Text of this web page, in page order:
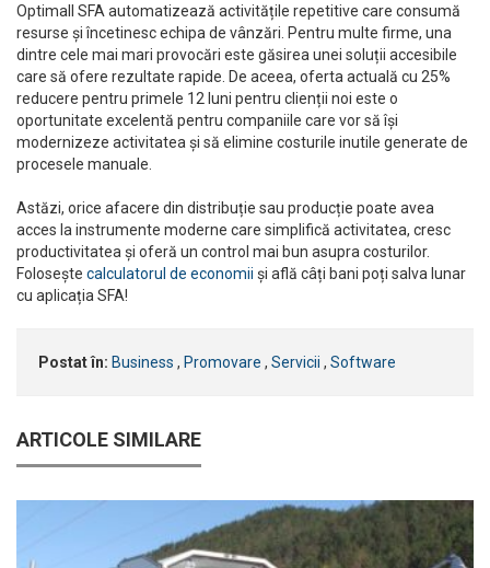
Optimall SFA automatizează activitățile repetitive care consumă
resurse și încetinesc echipa de vânzări. Pentru multe firme, una
dintre cele mai mari provocări este găsirea unei soluții accesibile
care să ofere rezultate rapide. De aceea, oferta actuală cu 25%
reducere pentru primele 12 luni pentru clienții noi este o
oportunitate excelentă pentru companiile care vor să își
modernizeze activitatea și să elimine costurile inutile generate de
procesele manuale.
Astăzi, orice afacere din distribuție sau producție poate avea
acces la instrumente moderne care simplifică activitatea, cresc
productivitatea și oferă un control mai bun asupra costurilor.
Folosește calculatorul de economii și află câți bani poți salva lunar
cu aplicația SFA!
Postat în: Business , Promovare , Servicii , Software
ARTICOLE SIMILARE